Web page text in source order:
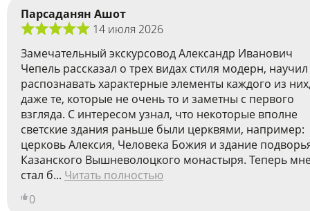
Парсаданян Ашот
14 июля 2026
Замечательный экскурсовод Александр Иванович
Чепель рассказал о трех видах стиля модерн, научил
распознавать характерные элементы каждого из
даже те, которые не очень то и заметны с первого
взгляда. С интересом узнал, что некоторые вполне
светские здания раньше были церквями, например:
церковь Алексия, Человека Божия и здание
Казанского Вышневолоцкого монастыря. Теперь
стал б... Читать полностью
0